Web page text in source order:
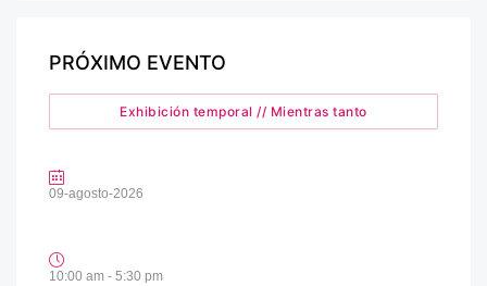
PRÓXIMO EVENTO
Exhibición temporal // Mientras tanto
09-agosto-2026
10:00 am - 5:30 pm